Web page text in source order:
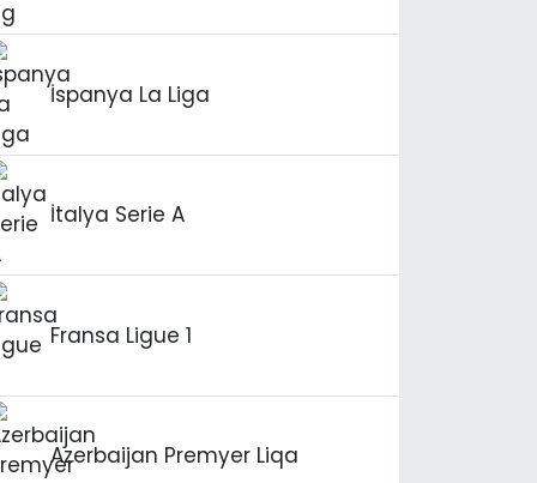
İspanya La Liga
İtalya Serie A
Fransa Ligue 1
Azerbaijan Premyer Liqa